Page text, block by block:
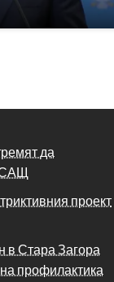
да
САЩ
проект
в Стара Загора
профилактика